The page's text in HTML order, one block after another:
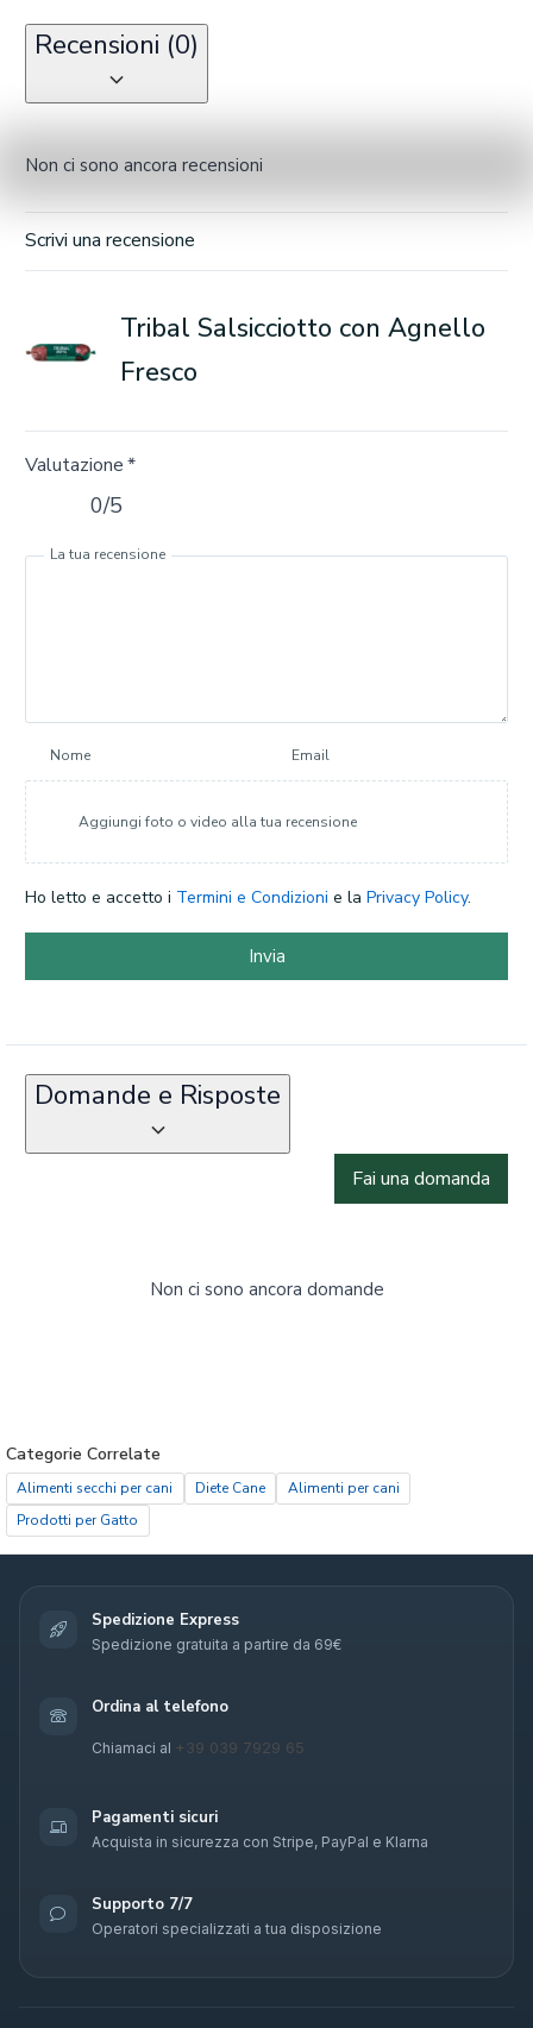
Recensioni (0)
Non ci sono ancora recensioni
Scrivi una recensione
Tribal Salsicciotto con Agnello
Fresco
Valutazione*
0/5
La tua recensione
Nome Email
Aggiungi foto o video alla tua recensione
Ho letto e accetto i Termini e Condizioni e la Privacy Policy.
Invia
Domande e Risposte
Fai una domanda
Non ci sono ancora domande
Categorie Correlate
Alimenti secchi per cani Diete Cane
Alimenti per cani
Prodotti per Gatto
Spedizione Express
Spedizione gratuita a partire da 69€
Ordina al telefono
Chiamaci al +39 039 7929 65
Pagamenti sicuri
Acquista in sicurezza con Stripe, PayPal e Klarna
Supporto 7/7
Operatori specializzati a tua disposizione